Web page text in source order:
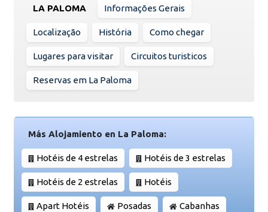
LA PALOMA Informações Gerais
Localização História Como chegar
Lugares para visitar Circuitos turisticos
Reservas em La Paloma
Más Alojamiento en La Paloma:
Hotéis de 4 estrelas Hotéis de 3 estrelas
Hotéis de 2 estrelas Hotéis
Apart Hotéis Posadas Cabanhas